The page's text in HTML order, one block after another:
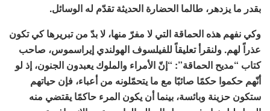
بقدر ما يزدهر، طالما الحضارة الحديثة تقدّم له الوسائل.
وكي نفهم هذه الحماقة التي لا مفرّ منها، لا بدّ من تبريرها كي تكون
عذراً لهم. ولنقرأ تعليقاً للفيلسوف الهولندي إيراسموس، صاحب
كتاب “مديح الحماقة”: “إنّ الأمراء والملوك يعبدون الجنون، إذ لو
أنّهم حكموا حكمًا صائبًا مع ما يتحمّلونه من أعباء، فإن حياتهم
ستكون حزينة وبائسة، بينما أن يكون المرء حاكمًا يقتضي منه